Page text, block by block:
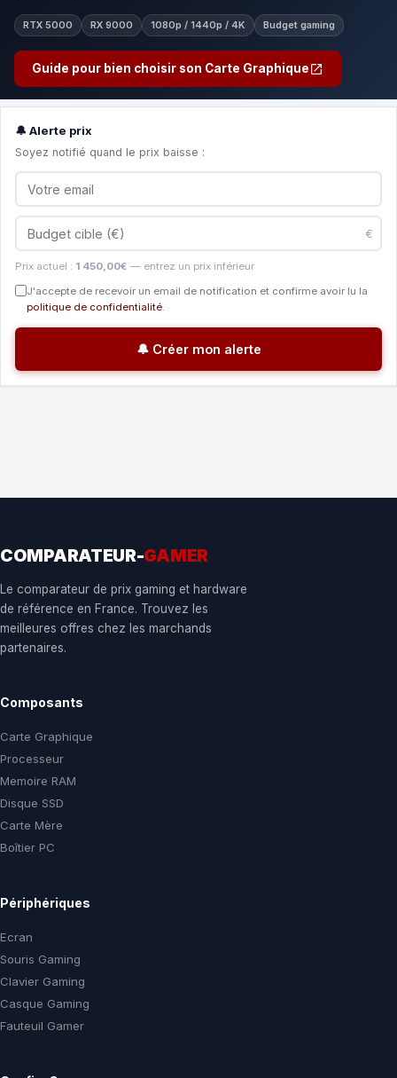
RTX 5000 RX 9000 1080p / 1440p / 4K Budget gaming
Guide pour bien choisir son Carte Graphique
🔔 Alerte prix
Soyez notifié quand le prix baisse :
€
Prix actuel : 1 450,00€ — entrez un prix inférieur
J'accepte de recevoir un email de notification et confirme avoir lu la
politique de confidentialité.
🔔 Créer mon alerte
COMPARATEUR-GAMER
Le comparateur de prix gaming et hardware
de référence en France. Trouvez les
meilleures offres chez les marchands
partenaires.
Composants
Carte Graphique
Processeur
Memoire RAM
Disque SSD
Carte Mère
Boîtier PC
Périphériques
Ecran
Souris Gaming
Clavier Gaming
Casque Gaming
Fauteuil Gamer